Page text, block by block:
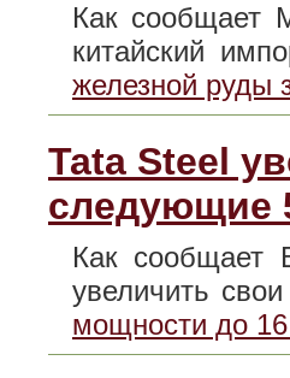
Как сообщает
китайский
железной руды
Tata Steel
следующие
Как сообщает
увеличить
мощности до